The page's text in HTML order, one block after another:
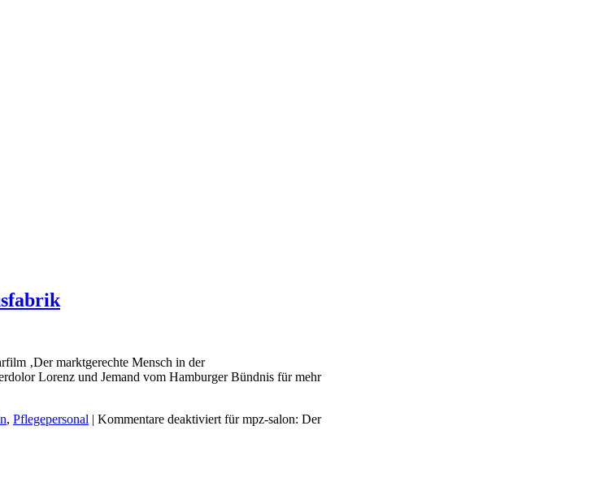
‚Der marktgerechte Mensch in der
Lorenz und Jemand vom Hamburger Bündnis für mehr
, Pflegepersonal | Kommentare deaktiviert für mpz-salon: Der